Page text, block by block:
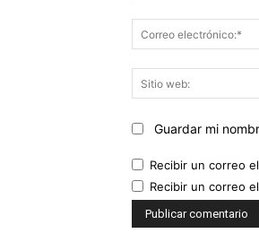
Guardar mi
Recibir un correo
Recibir un correo